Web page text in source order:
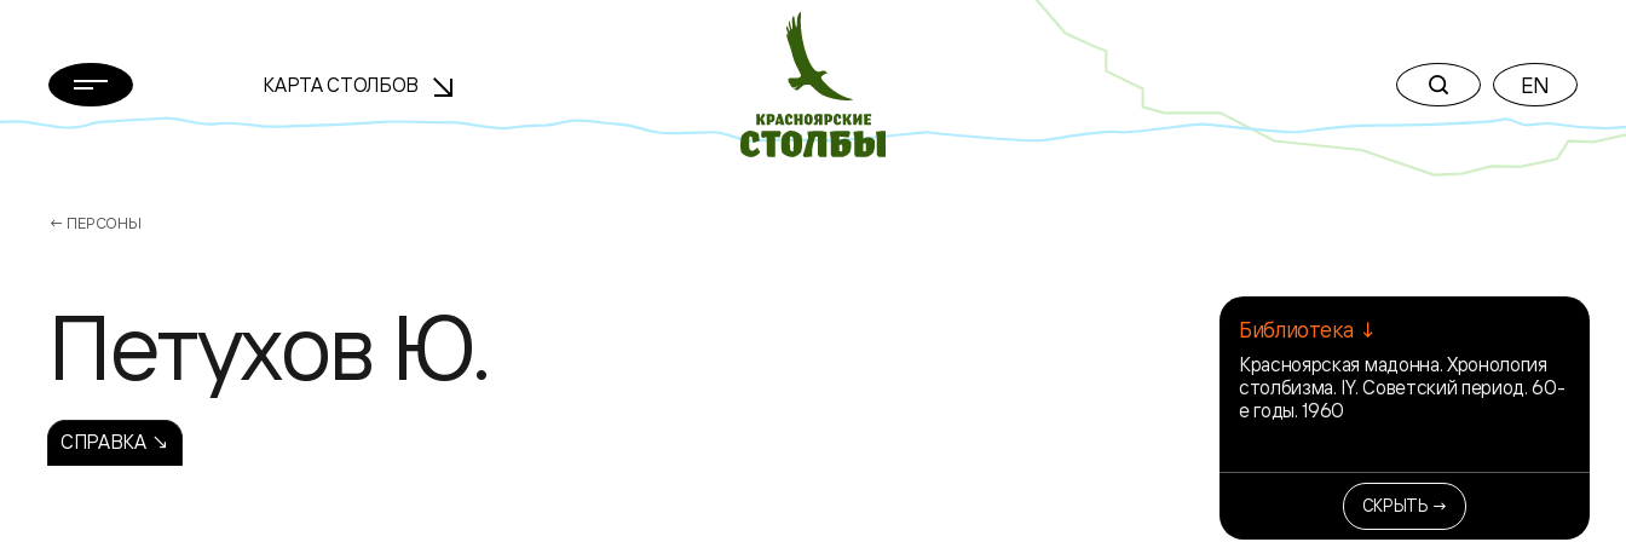
КАРТА СТОЛБОВ EN
← ПЕРСОНЫ
Петухов Ю.
СПРАВКА ↘
Библиотека ↓
Красноярская мадонна. Хронология
столбизма. IY. Советский период. 60-
е годы. 1960
СКРЫТЬ →